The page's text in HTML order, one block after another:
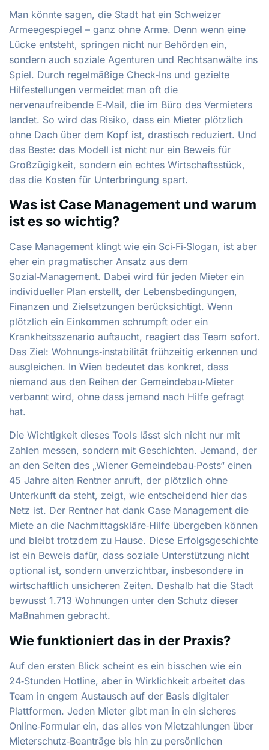
Man könnte sagen, die Stadt hat ein Schweizer
Armeegespiegel – ganz ohne Arme. Denn wenn eine
Lücke entsteht, springen nicht nur Behörden ein,
sondern auch soziale Agenturen und Rechtsanwälte ins
Spiel. Durch regelmäßige Check‑Ins und gezielte
Hilfestellungen vermeidet man oft die
nervenaufreibende E‑Mail, die im Büro des Vermieters
landet. So wird das Risiko, dass ein Mieter plötzlich
ohne Dach über dem Kopf ist, drastisch reduziert. Und
das Beste: das Modell ist nicht nur ein Beweis für
Großzügigkeit, sondern ein echtes Wirtschaftsstück,
das die Kosten für Unterbringung spart.
Was ist Case Management und warum
ist es so wichtig?
Case Management klingt wie ein Sci‑Fi‑Slogan, ist aber
eher ein pragmatischer Ansatz aus dem
Sozial‑Management. Dabei wird für jeden Mieter ein
individueller Plan erstellt, der Lebensbedingungen,
Finanzen und Zielsetzungen berücksichtigt. Wenn
plötzlich ein Einkommen schrumpft oder ein
Krankheitsszenario auftaucht, reagiert das Team sofort.
Das Ziel: Wohnungs‑instabilität frühzeitig erkennen und
ausgleichen. In Wien bedeutet das konkret, dass
niemand aus den Reihen der Gemeindebau‑Mieter
verbannt wird, ohne dass jemand nach Hilfe gefragt
hat.
Die Wichtigkeit dieses Tools lässt sich nicht nur mit
Zahlen messen, sondern mit Geschichten. Jemand, der
an den Seiten des „Wiener Gemeindebau‑Posts“ einen
45 Jahre alten Rentner anruft, der plötzlich ohne
Unterkunft da steht, zeigt, wie entscheidend hier das
Netz ist. Der Rentner hat dank Case Management die
Miete an die Nachmittagskläre‑Hilfe übergeben können
und bleibt trotzdem zu Hause. Diese Erfolgsgeschichte
ist ein Beweis dafür, dass soziale Unterstützung nicht
optional ist, sondern unverzichtbar, insbesondere in
wirtschaftlich unsicheren Zeiten. Deshalb hat die Stadt
bewusst 1.713 Wohnungen unter den Schutz dieser
Maßnahmen gebracht.
Wie funktioniert das in der Praxis?
Auf den ersten Blick scheint es ein bisschen wie ein
24‑Stunden Hotline, aber in Wirklichkeit arbeitet das
Team in engem Austausch auf der Basis digitaler
Plattformen. Jeden Mieter gibt man in ein sicheres
Online‑Formular ein, das alles von Mietzahlungen über
Mieterschutz‑Beanträge bis hin zu persönlichen